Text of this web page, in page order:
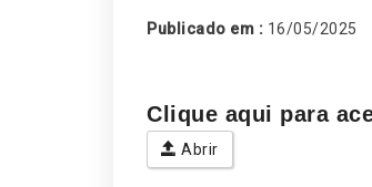
Publicado em : 16/05/2025
Clique aqui para
Abrir